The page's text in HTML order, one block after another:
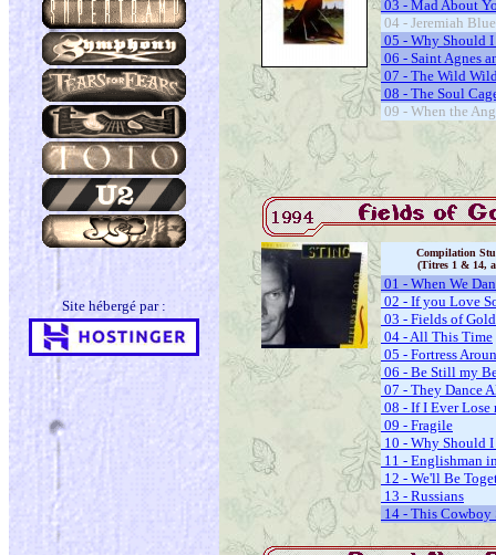
Site hébergé par :
03 - Mad About
04 - Jeremiah
05 - Why Should
06 - Saint Agnes
07 - The Wild
08 - The Soul
09 - When the
Compilation
(Titres 1 & 14,
01 - When We
02 - If you Love
03 - Fields of Gold
04 - All This Time
05 - Fortress
06 - Be Still my
07 - They Dance
08 - If I Ever
09 - Fragile
10 - Why Should
11 - Englishman
12 - We'll Be
13 - Russians
14 - This Cowboy